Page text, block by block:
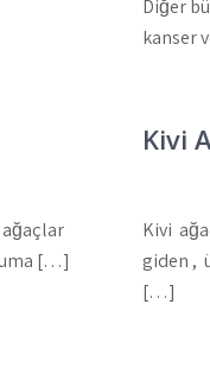
Diğer
kanser
ağaçlar
[…]
Kivi
Kivi
giden ,
[…]